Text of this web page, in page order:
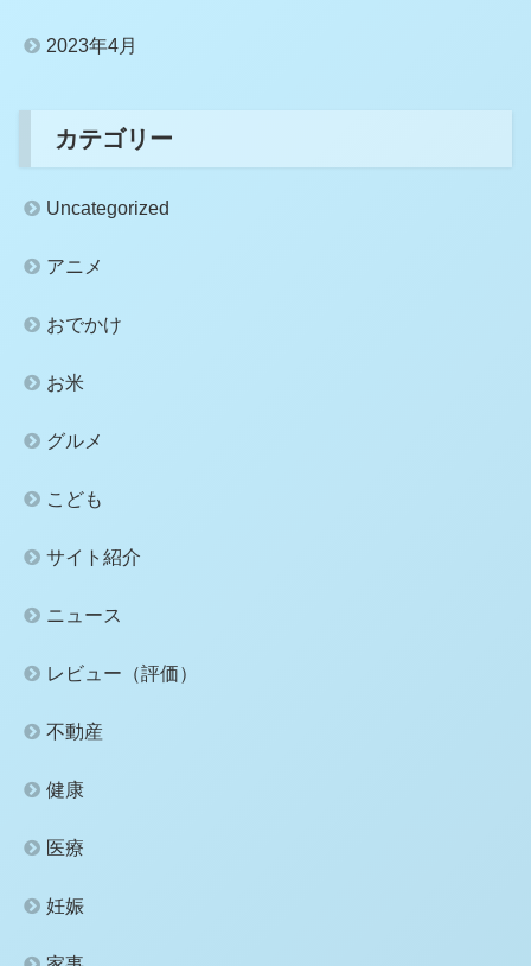
2023年4月
カテゴリー
Uncategorized
アニメ
おでかけ
お米
グルメ
こども
サイト紹介
ニュース
レビュー（評価）
不動産
健康
医療
妊娠